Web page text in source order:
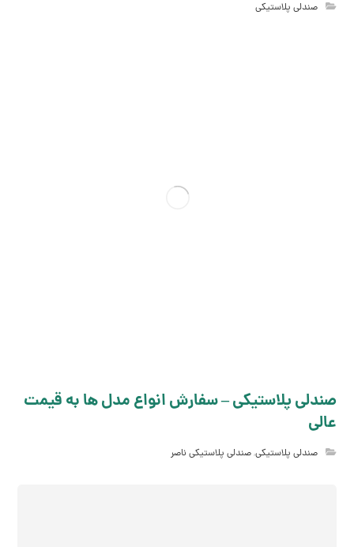
صندلی پلاستیکی
صندلی پلاستیکی – سفارش انواع مدل ها به قیمت
عالی
صندلی پلاستیکی,صندلی پلاستیکی ناصر